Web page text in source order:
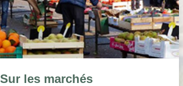
Sur les marchés